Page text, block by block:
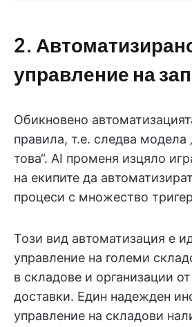
2.
управление на
Обикновено
правила, т.е. следва модела
това“. AI променя изцяло
на екипите да
процеси с множество
Този вид автоматизация е
управление на големи
в складове и организации от
доставки. Един надежден
управление на складови